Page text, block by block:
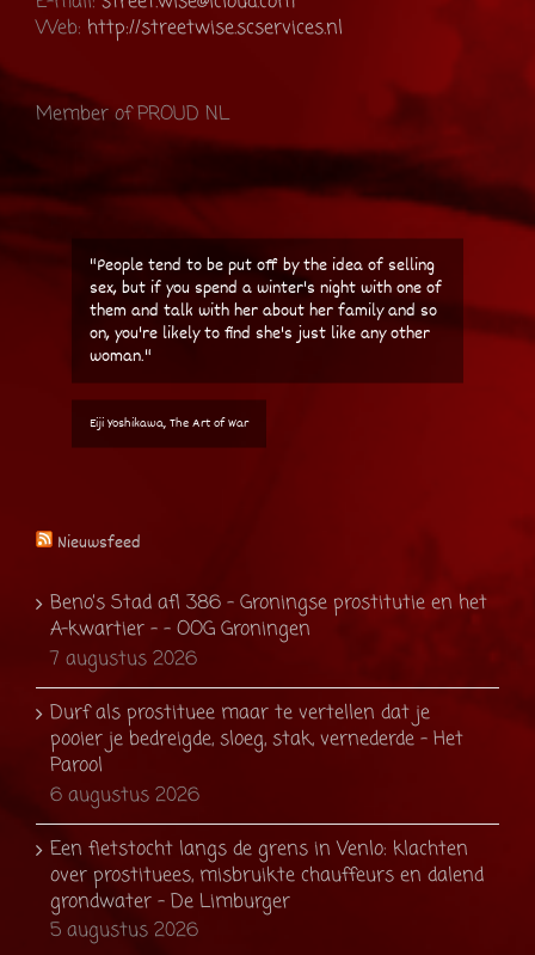
Web: http://streetwise.scservices.nl
Member of PROUD NL
"People tend to be put off by the idea of selling
sex, but if you spend a winter's night with one of
them and talk with her about her family and so
on, you're likely to find she's just like any other
woman."
Eiji Yoshikawa, The Art of War
Nieuwsfeed
Beno’s Stad afl 386 – Groningse prostitutie en het
A-kwartier – - OOG Groningen
7 augustus 2026
Durf als prostituee maar te vertellen dat je
pooier je bedreigde, sloeg, stak, vernederde - Het
Parool
6 augustus 2026
Een fietstocht langs de grens in Venlo: klachten
over prostituees, misbruikte chauffeurs en dalend
grondwater - De Limburger
5 augustus 2026